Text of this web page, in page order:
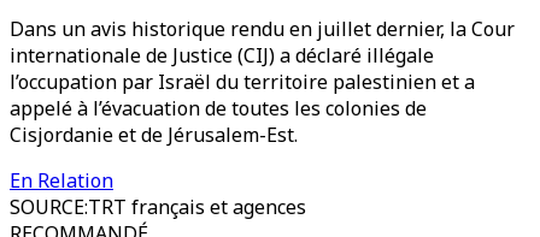
Dans un avis historique rendu en juillet dernier, la Cour
internationale de Justice (CIJ) a déclaré illégale
l’occupation par Israël du territoire palestinien et a
appelé à l’évacuation de toutes les colonies de
Cisjordanie et de Jérusalem-Est.
En Relation
SOURCE:TRT français et agences